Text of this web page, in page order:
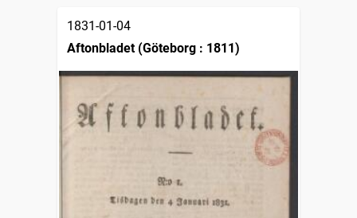
1831-01-04
Aftonbladet (Göteborg : 1811)